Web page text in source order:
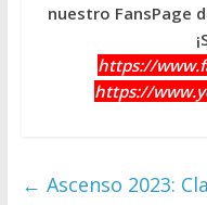
nuestro FansPage
https://
https://
← Ascenso 2023: